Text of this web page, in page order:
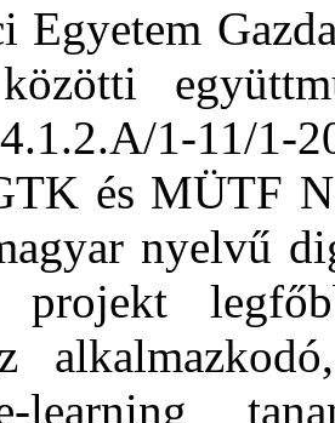
1-11/1-
és MÜTF
nyelvű